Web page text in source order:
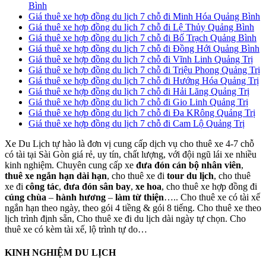
Bình
Giá thuê xe hợp đồng du lịch 7 chỗ đi Minh Hóa Quảng Bình
Giá thuê xe hợp đồng du lịch 7 chỗ đi Lệ Thủy Quảng Bình
Giá thuê xe hợp đồng du lịch 7 chỗ đi Bố Trạch Quảng Bình
Giá thuê xe hợp đồng du lịch 7 chỗ đi Đồng Hới Quảng Bình
Giá thuê xe hợp đồng du lịch 7 chỗ đi Vĩnh Linh Quảng Trị
Giá thuê xe hợp đồng du lịch 7 chỗ đi Triệu Phong Quảng Trị
Giá thuê xe hợp đồng du lịch 7 chỗ đi Hướng Hóa Quảng Trị
Giá thuê xe hợp đồng du lịch 7 chỗ đi Hải Lăng Quảng Trị
Giá thuê xe hợp đồng du lịch 7 chỗ đi Gio Linh Quảng Trị
Giá thuê xe hợp đồng du lịch 7 chỗ đi Đa KRông Quảng Trị
Giá thuê xe hợp đồng du lịch 7 chỗ đi Cam Lộ Quảng Trị
Xe Du Lịch tự hào là đơn vị cung cấp dịch vụ cho thuê xe 4-7 chỗ
có tài tại Sài Gòn giá rẻ, uy tín, chất lượng, với đội ngũ lái xe nhiều
kinh nghiệm. Chuyên cung cấp xe đưa đón cán bộ nhân viên,
thuê xe ngắn hạn dài hạn, cho thuê xe đi tour du lịch, cho thuê
xe đi công tác, đưa đón sân bay, xe hoa, cho thuê xe hợp đồng đi
cúng chùa – hành hương – làm từ thiện….. Cho thuê xe có tài xế
ngắn hạn theo ngày, theo gói 4 tiềng & gói 8 tiếng. Cho thuê xe theo
lịch trình định sẵn, Cho thuê xe đi du lịch dài ngày tự chọn. Cho
thuê xe có kèm tài xế, lộ trình tự do…
KINH NGHIỆM DU LỊCH